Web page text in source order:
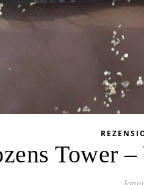
Tower